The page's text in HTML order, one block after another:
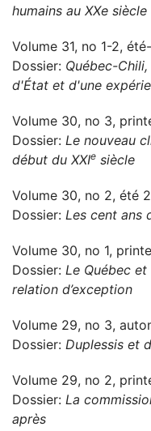
humains au XXe siècle
Volume 31, no 1-2,
Dossier: Québec-
d'État et d'une
Volume 30, no 3,
Dossier: Le nouveau
début du XXIe siècle
Volume 30, no 2, été
Dossier: Les cent ans
Volume 30, no 1,
Dossier: Le Québec
relation d’exception
Volume 29, no 3,
Dossier: Duplessis et
Volume 29, no 2,
Dossier: La
après